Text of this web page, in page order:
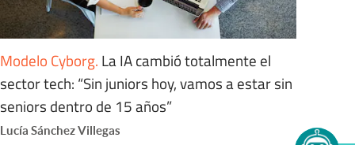
Modelo Cyborg. La IA cambió totalmente el
sector tech: “Sin juniors hoy, vamos a estar sin
seniors dentro de 15 años”
Lucía Sánchez Villegas